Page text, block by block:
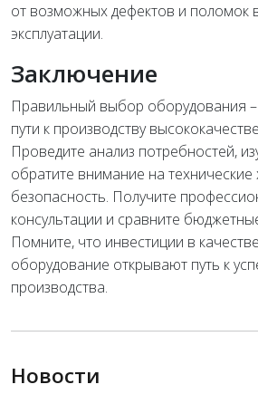
от возможных дефектов и поломок
эксплуатации.
Заключение
Правильный выбор оборудования
пути к производству
Проведите анализ потребностей,
обратите внимание на технические
безопасность. Получите
консультации и сравните
Помните, что инвестиции в
оборудование открывают путь к
производства.
Новости